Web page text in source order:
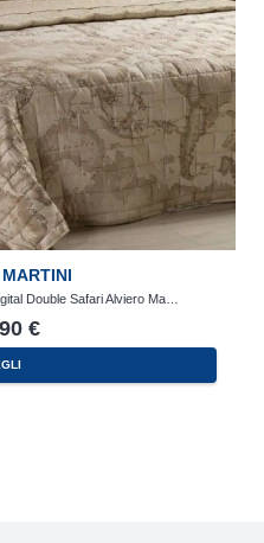
Double Safari Alviero Ma…
€